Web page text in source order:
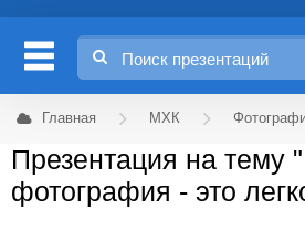
Главная МХК
Презентация на тему
фотография - это